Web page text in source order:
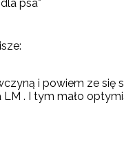
psa*
i powiem ze się
LM . I tym mało